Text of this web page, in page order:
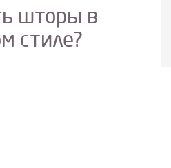
шторы в
стиле?